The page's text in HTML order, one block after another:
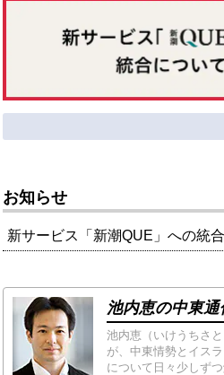
お知らせ
新サービス「新潮QUE」への統
池内恵の中東通
池内恵（いけうちさと
が、中東情勢とイス
について日々少しずつ